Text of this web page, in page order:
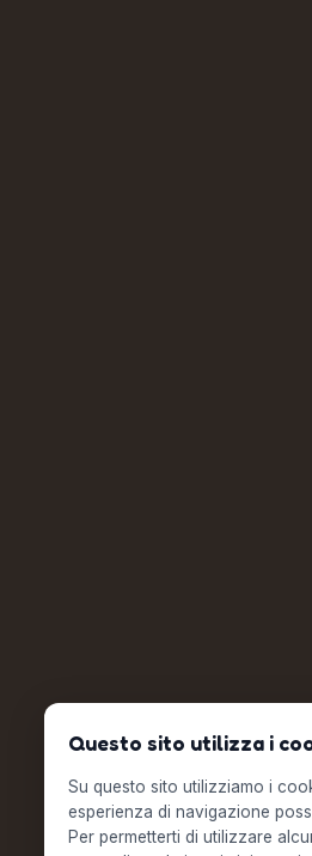
Questo sito utilizza i
Su questo sito utilizziamo i
esperienza di navigazione
Per permetterti di utilizzare